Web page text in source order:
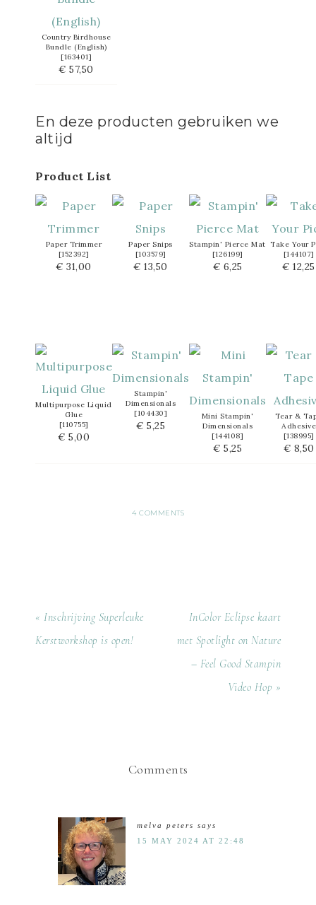
Country Birdhouse
Bundle (English)
[163401]
€ 57,50
En deze producten gebruiken we
altijd
Product List
Paper Trimmer
[152392]
€ 31,00
Paper Snips
[103579]
€ 13,50
Stampin' Pierce Mat
[126199]
€ 6,25
Take Your
[144107]
€ 12,25
Multipurpose Liquid
Glue
[110755]
€ 5,00
Stampin'
Dimensionals
[104430]
€ 5,25
Mini Stampin'
Dimensionals
[144108]
€ 5,25
Tear &
Adhesive
[138995]
€ 8,50
4 COMMENTS
« Inschrijving Superleuke
Kerstworkshop is open!
InColor Eclipse kaart
met Spotlight on Nature
– Feel Good Stampin
Video Hop »
Comments
melva peters says
15 MAY 2024 AT 22:48